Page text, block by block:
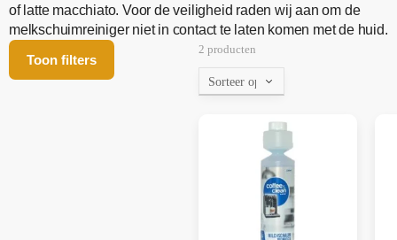
of latte macchiato. Voor de veiligheid raden wij aan om de
melkschuimreiniger niet in contact te laten komen met de huid.
Toon filters
2 producten